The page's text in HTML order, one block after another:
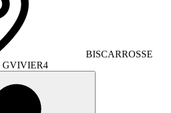
BISCARROSSE
GVIVIER4